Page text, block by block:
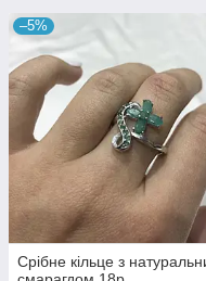
–5%
Срібне кільце з